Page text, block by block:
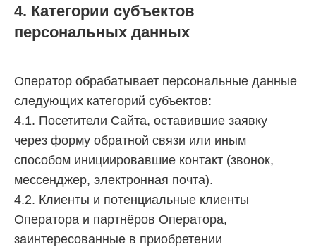
4. Категории субъектов
персональных данных
Оператор обрабатывает персональные данные
следующих категорий субъектов:
4.1. Посетители Сайта, оставившие заявку
через форму обратной связи или иным
способом инициировавшие контакт (звонок,
мессенджер, электронная почта).
4.2. Клиенты и потенциальные клиенты
Оператора и партнёров Оператора,
заинтересованные в приобретении